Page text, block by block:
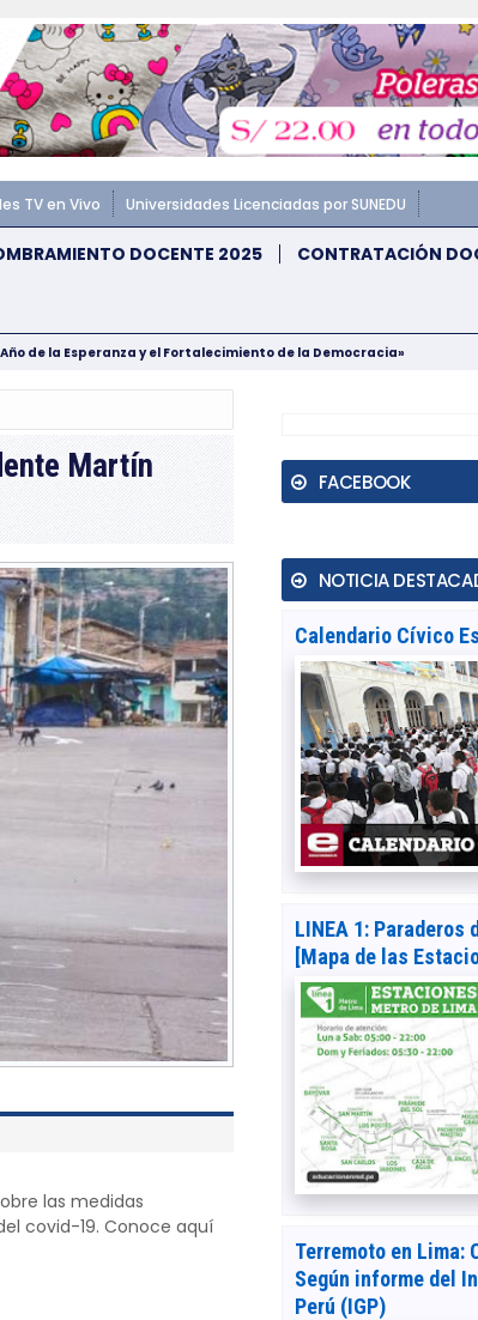
TV en Vivo Universidades Licenciadas por SUNEDU
DOCENTE 2025 CONTRATACIÓN
de la Esperanza y el Fortalecimiento de la Democracia»
Martín
las medidas
covid-19. Conoce aquí
FACEBOOK
NOTICIA
Calendario Cívico
LINEA 1: Paraderos
[Mapa de las
Terremoto en Lima:
Según informe del
Perú (IGP)